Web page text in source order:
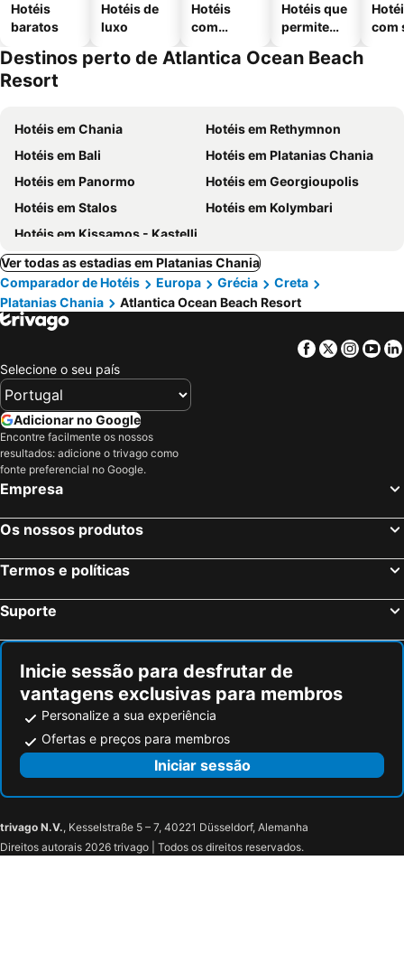
Hotéis
baratos
Hotéis de
luxo
Hotéis
com
Hotéis que
permitem
com
Destinos perto de Atlantica Ocean Beach
Resort
Hotéis em Chania
Hotéis em Rethymnon
Hotéis em Bali
Hotéis em Platanias Chania
Hotéis em Panormo
Hotéis em Georgioupolis
Hotéis em Stalos
Hotéis em Kolymbari
Hotéis em Kissamos - Kastelli
Ver todas as estadias em Platanias Chania
Comparador de Hotéis
Europa Grécia
Creta
Platanias Chania
Atlantica Ocean Beach Resort
Facebook
Twitter
Selecione o seu país
Adicionar no Google
Encontre facilmente os nossos
resultados: adicione o trivago como
fonte preferencial no Google.
Empresa
Os nossos produtos
Termos e políticas
Suporte
Inicie sessão para desfrutar de
vantagens exclusivas para membros
Personalize a sua experiência
Ofertas e preços para membros
Iniciar sessão
trivago N.V., Kesselstraße 5 – 7, 40221 Düsseldorf, Alemanha
Direitos autorais 2026 trivago | Todos os direitos reservados.